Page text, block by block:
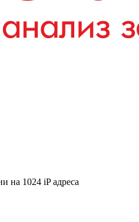
на 1024 iP адреса